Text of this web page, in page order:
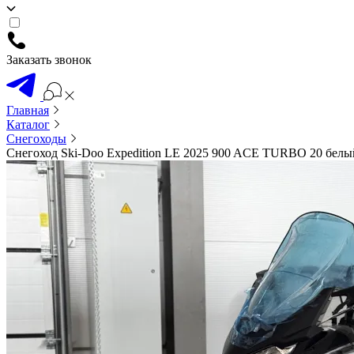
Заказать звонок
Главная
Каталог
Снегоходы
Снегоход Ski-Doo Expedition LE 2025 900 ACE TURBO 20